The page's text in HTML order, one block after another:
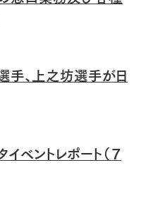
手、上之坊選手が日
ベントレポート（７